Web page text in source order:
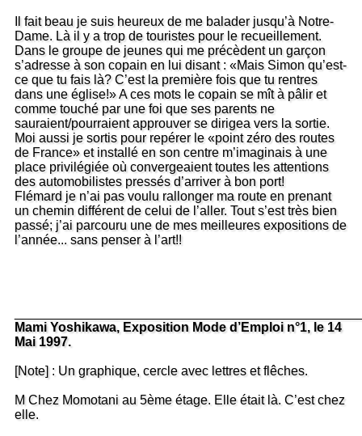
Il fait beau je suis heureux de me balader jusqu’à Notre-
Dame. Là il y a trop de touristes pour le recueillement.
Dans le groupe de jeunes qui me précèdent un garçon
s’adresse à son copain en lui disant : «Mais Simon qu’est-
ce que tu fais là? C’est la première fois que tu rentres
dans une église!» A ces mots le copain se mît à pâlir et
comme touché par une foi que ses parents ne
sauraient/pourraient approuver se dirigea vers la sortie.
Moi aussi je sortis pour repérer le «point zéro des routes
de France» et installé en son centre m’imaginais à une
place privilégiée où convergeaient toutes les attentions
des automobilistes pressés d’arriver à bon port!
Flémard je n’ai pas voulu rallonger ma route en prenant
un chemin différent de celui de l’aller. Tout s’est très bien
passé; j’ai parcouru une de mes meilleures expositions de
l’année... sans penser à l’art!!
Mami Yoshikawa, Exposition Mode d’Emploi n°1, le 14
Mai 1997.
[Note] : Un graphique, cercle avec lettres et flêches.
M Chez Momotani au 5ème étage. Elle était là. C’est chez
elle.